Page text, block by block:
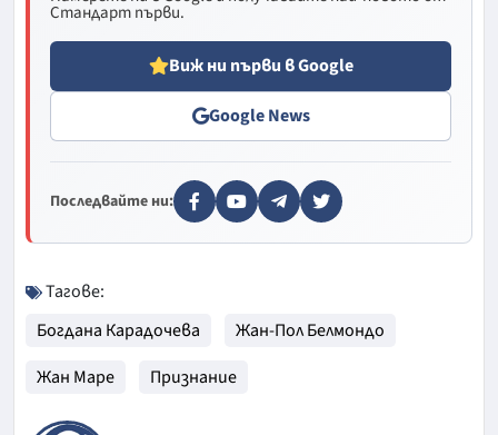
Стандарт първи.
Виж ни първи в Google
Google News
Последвайте ни:
Тагове:
Богдана Карадочева
Жан-Пол Белмондо
Жан Маре
Признание